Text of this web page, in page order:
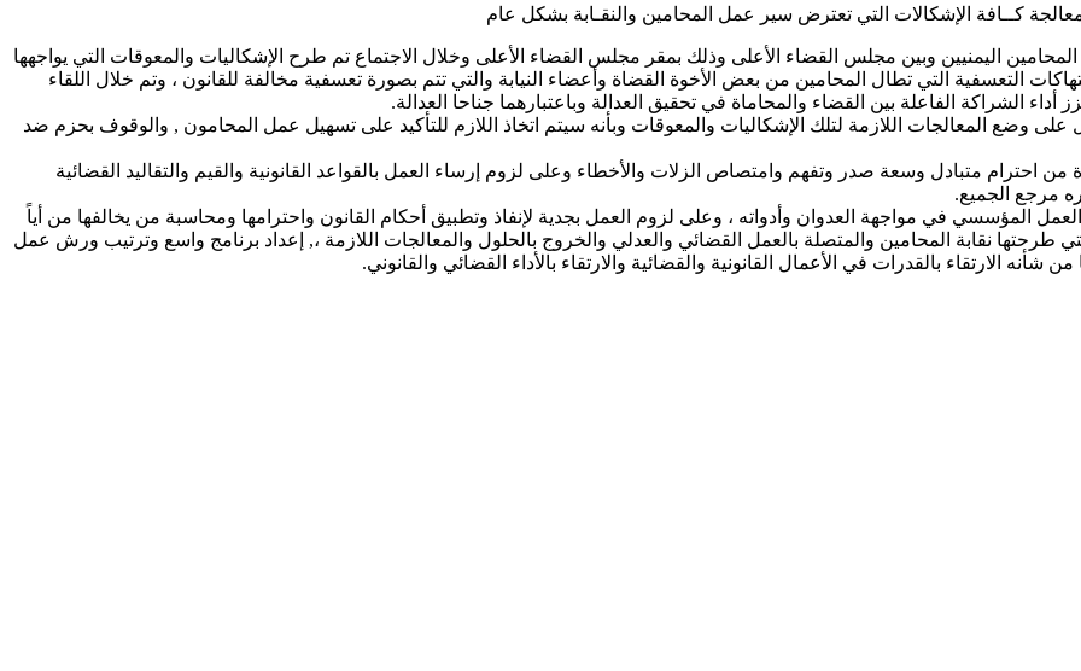
كــافة الإشكالات التي تعترض سير عمل المحامين والنقـابة بشكل عام
2/1/2023 لقاء جمع بين قيادة نقابة المحامين اليمنيين وبين مجلس القضاء الأعلى وذلك بمقر مجلس القضاء الأعلى وخلال الاجتماع تم طرح الإشكاليات والمعوقات التي يواجهها
التعسفية التي تطال المحامين من بعض الأخوة القضاة وأعضاء النيابة والتي تتم بصورة تعسفية مخالفة للقانون ، وتم خلال اللقاء
الفاعلة بين القضاء والمحاماة في تحقيق العدالة وباعتبارهما جناحا العدالة.
المعالجات اللازمة لتلك الإشكاليات والمعوقات وبأنه سيتم اتخاذ اللازم للتأكيد على تسهيل عمل المحامون , والوقوف بحزم ضد
احترام متبادل وسعة صدر وتفهم وامتصاص الزلات والأخطاء وعلى لزوم إرساء العمل بالقواعد القانونية والقيم والتقاليد القضائية
مرجع الجميع.
المؤسسي في مواجهة العدوان وأدواته ، وعلى لزوم العمل بجدية لإنفاذ وتطبيق أحكام القانون واحترامها ومحاسبة من يخالفها من أياً
طرحتها نقابة المحامين والمتصلة بالعمل القضائي والعدلي والخروج بالحلول والمعالجات اللازمة ،, إعداد برنامج واسع وترتيب ورش عمل
شأنه الارتقاء بالقدرات في الأعمال القانونية والقضائية والارتقاء بالأداء القضائي والقانوني.